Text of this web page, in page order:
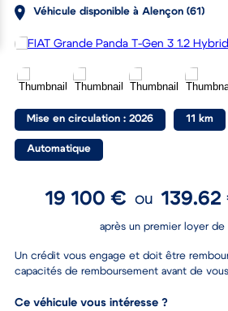
Véhicule disponible à Alençon (61)
Mise en circulation : 2026 11 km
Automatique
19 100 € ou
après un premier loyer
Un crédit vous engage et doit être
capacités de remboursement avant de
Ce véhicule vous intéresse ?